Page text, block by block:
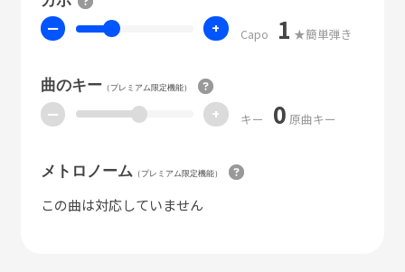
ー + Capo 1 ★簡単弾き
曲のキー（プレミアム限定機能）
ー + キー 0 原曲キー
メトロノーム （プレミアム限定機能）
この曲は対応していません